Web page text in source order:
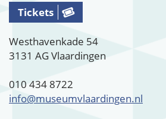
Tickets
Westhavenkade 54
3131 AG Vlaardingen
010 434 8722
info@museumvlaardingen.nl